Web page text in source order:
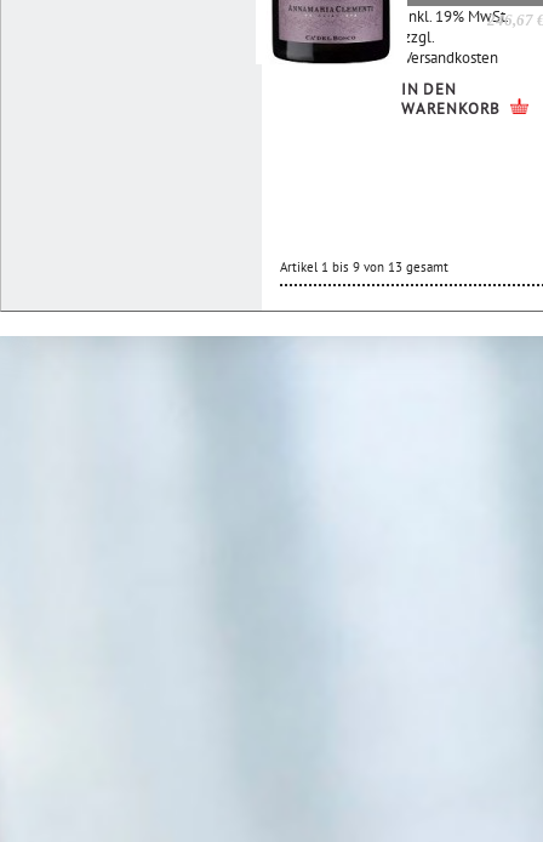
246,67
Inkl. 19% MwSt.
zzgl.
Versandkosten
IN DEN
WARENKORB
Artikel 1 bis 9 von 13 gesamt